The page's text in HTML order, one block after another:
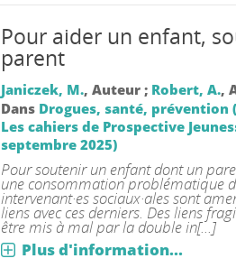
Pour aider un enfant,
parent
Janiczek, M., Auteur ; Robert, A.,
Dans Drogues, santé, prévention
Les cahiers de Prospective
septembre 2025)
Pour soutenir un enfant dont un
une consommation problématique
intervenant·es sociaux·ales sont
liens avec ces derniers. Des liens
être mis à mal par la double in[...]
Plus d'information...